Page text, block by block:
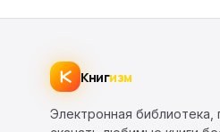
Книгизм
Электронная